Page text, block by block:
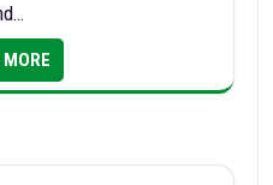
MORE